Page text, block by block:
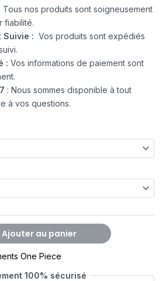
Tous nos produits sont soigneusement
fiabilité.
Suivie : Vos produits sont expédiés
: Vos informations de paiement sont
: Nous sommes disponible à tout
à vos questions.
Ajouter au panier
One Piece
100% sécurisé